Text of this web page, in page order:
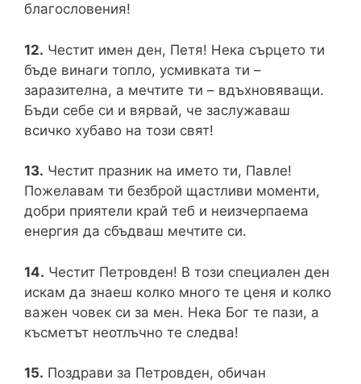
благословения!
12. Честит имен ден, Петя! Нека сърцето ти
бъде винаги топло, усмивката ти –
заразителна, а мечтите ти – вдъхновяващи.
Бъди себе си и вярвай, че заслужаваш
всичко хубаво на този свят!
13. Честит празник на името ти, Павле!
Пожелавам ти безброй щастливи моменти,
добри приятели край теб и неизчерпаема
енергия да сбъдваш мечтите си.
14. Честит Петровден! В този специален ден
искам да знаеш колко много те ценя и колко
важен човек си за мен. Нека Бог те пази, а
късметът неотлъчно те следва!
15. Поздрави за Петровден, обичан